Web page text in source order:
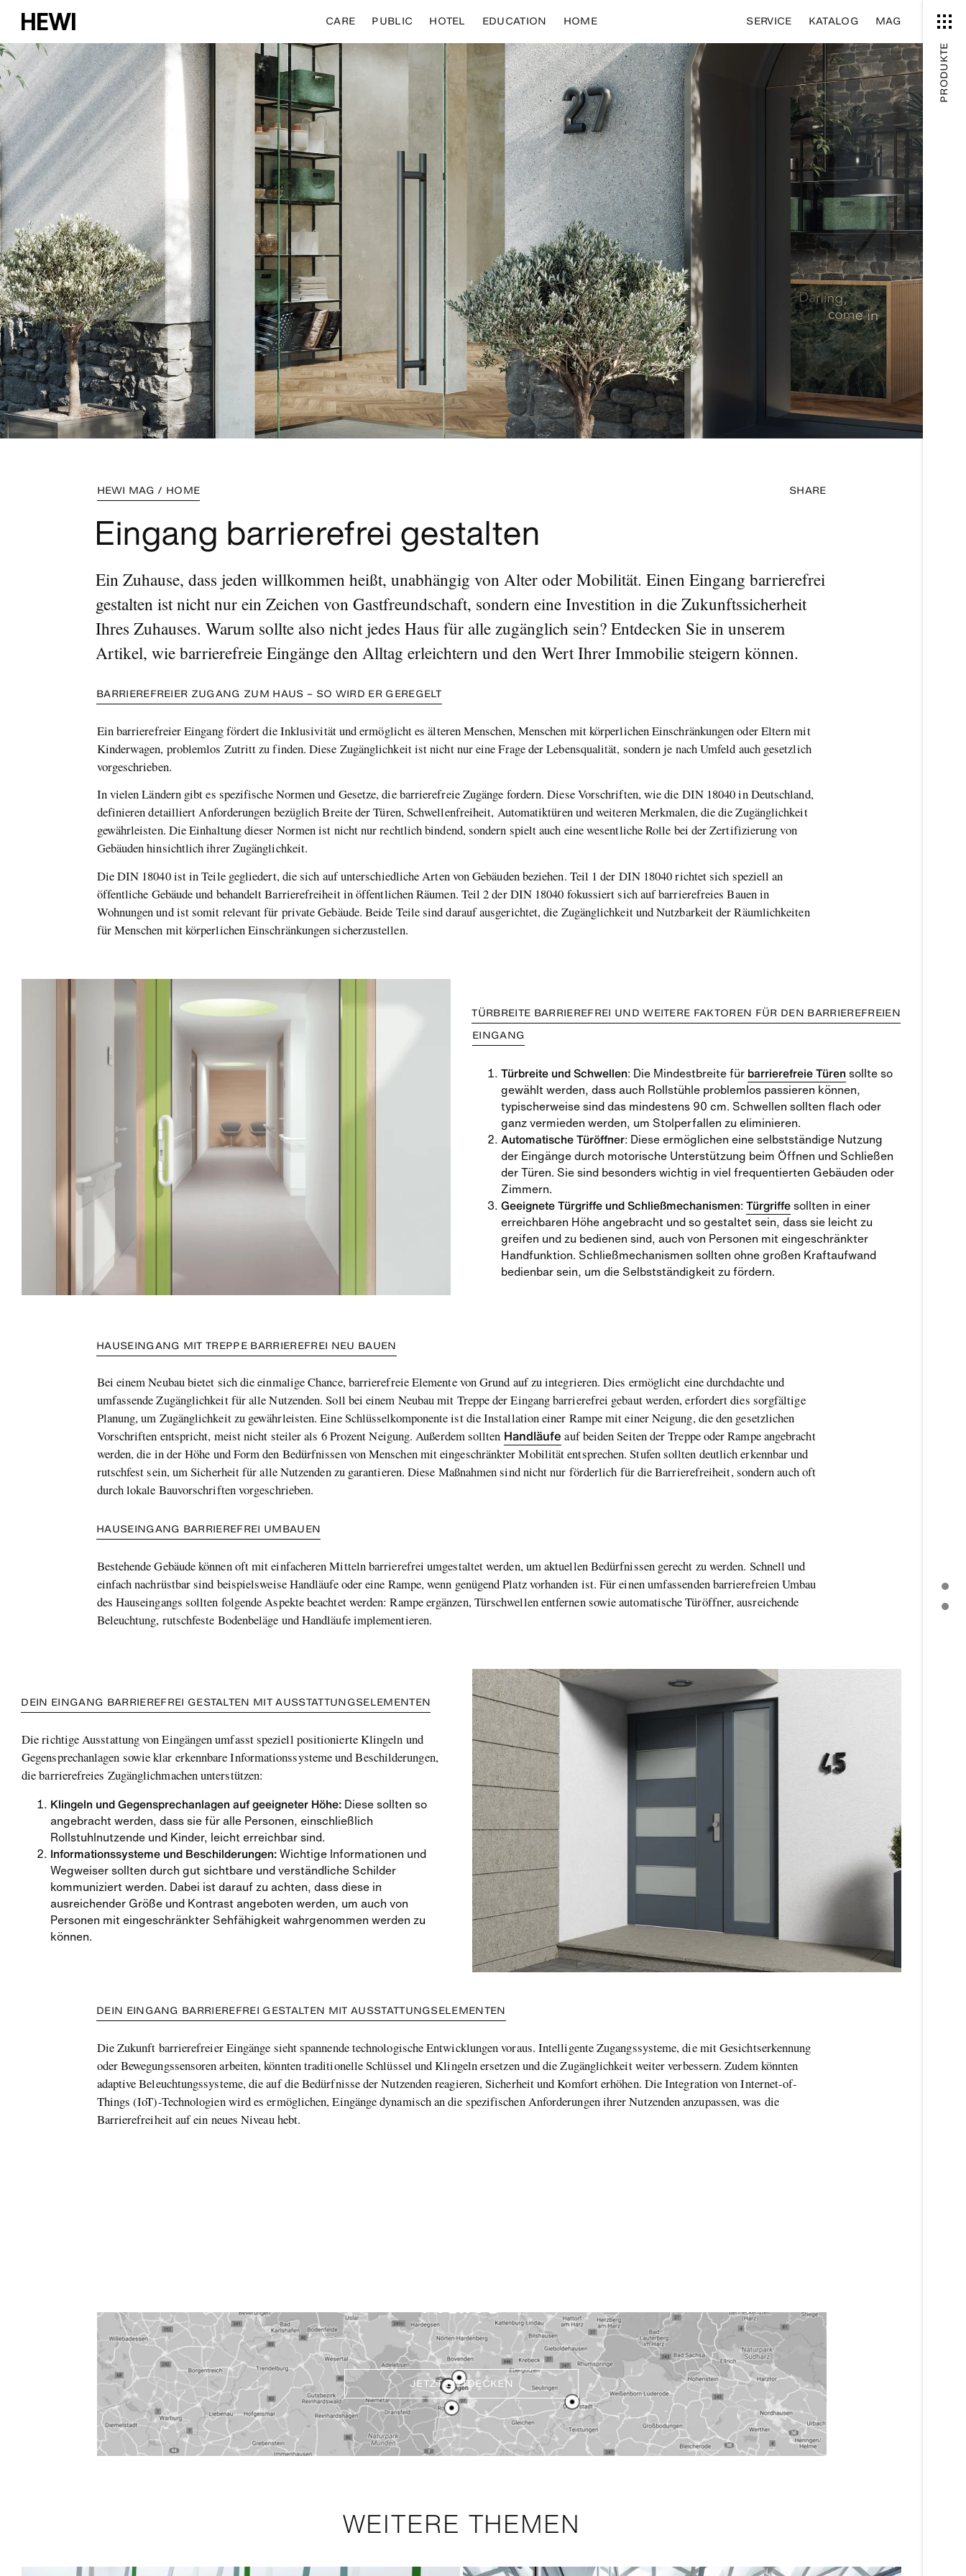
CARE PUBLIC HOTEL EDUCATION HOME SERVICE KATALOG MAG
SHARE
HEWI MAG / HOME
Eingang barrierefrei gestalten
Ein Zuhause, dass jeden willkommen heißt, unabhängig von Alter oder Mobilität. Einen Eingang barrierefrei
gestalten ist nicht nur ein Zeichen von Gastfreundschaft, sondern eine Investition in die Zukunftssicherheit
Ihres Zuhauses. Warum sollte also nicht jedes Haus für alle zugänglich sein? Entdecken Sie in unserem
Artikel, wie barrierefreie Eingänge den Alltag erleichtern und den Wert Ihrer Immobilie steigern können.
BARRIEREFREIER ZUGANG ZUM HAUS – SO WIRD ER GEREGELT
Ein barrierefreier Eingang fördert die Inklusivität und ermöglicht es älteren Menschen, Menschen mit körperlichen Einschränkungen oder Eltern mit
Kinderwagen, problemlos Zutritt zu finden. Diese Zugänglichkeit ist nicht nur eine Frage der Lebensqualität, sondern je nach Umfeld auch gesetzlich
vorgeschrieben.
In vielen Ländern gibt es spezifische Normen und Gesetze, die barrierefreie Zugänge fordern. Diese Vorschriften, wie die DIN 18040 in Deutschland,
definieren detailliert Anforderungen bezüglich Breite der Türen, Schwellenfreiheit, Automatiktüren und weiteren Merkmalen, die die Zugänglichkeit
gewährleisten. Die Einhaltung dieser Normen ist nicht nur rechtlich bindend, sondern spielt auch eine wesentliche Rolle bei der Zertifizierung von
Gebäuden hinsichtlich ihrer Zugänglichkeit.
Die DIN 18040 ist in Teile gegliedert, die sich auf unterschiedliche Arten von Gebäuden beziehen. Teil 1 der DIN 18040 richtet sich speziell an
öffentliche Gebäude und behandelt Barrierefreiheit in öffentlichen Räumen. Teil 2 der DIN 18040 fokussiert sich auf barrierefreies Bauen in
Wohnungen und ist somit relevant für private Gebäude. Beide Teile sind darauf ausgerichtet, die Zugänglichkeit und Nutzbarkeit der Räumlichkeiten
für Menschen mit körperlichen Einschränkungen sicherzustellen.
TÜRBREITE BARRIEREFREI UND WEITERE FAKTOREN FÜR DEN BARRIEREFREIEN
EINGANG
Türbreite und Schwellen: Die Mindestbreite für barrierefreie Türensollte so
gewählt werden, dass auch Rollstühle problemlos passieren können,
typischerweise sind das mindestens 90 cm. Schwellen sollten flach oder
ganz vermieden werden, um Stolperfallen zu eliminieren.
Automatische Türöffner: Diese ermöglichen eine selbstständige Nutzung
der Eingänge durch motorische Unterstützung beim Öffnen und Schließen
der Türen. Sie sind besonders wichtig in viel frequentierten Gebäuden oder
Zimmern.
Geeignete Türgriffe und Schließmechanismen:Türgriffesollten in einer
erreichbaren Höhe angebracht und so gestaltet sein, dass sie leicht zu
greifen und zu bedienen sind, auch von Personen mit eingeschränkter
Handfunktion. Schließmechanismen sollten ohne großen Kraftaufwand
bedienbar sein, um die Selbstständigkeit zu fördern.
HAUSEINGANG MIT TREPPE BARRIEREFREI NEU BAUEN
Bei einem Neubau bietet sich die einmalige Chance, barrierefreie Elemente von Grund auf zu integrieren. Dies ermöglicht eine durchdachte und
umfassende Zugänglichkeit für alle Nutzenden. Soll bei einem Neubau mit Treppe der Eingang barrierefrei gebaut werden, erfordert dies sorgfältige
Planung, um Zugänglichkeit zu gewährleisten. Eine Schlüsselkomponente ist die Installation einer Rampe mit einer Neigung, die den gesetzlichen
Vorschriften entspricht, meist nicht steiler als 6 Prozent Neigung. Außerdem sollten Handläufe auf beiden Seiten der Treppe oder Rampe angebracht
werden, die in der Höhe und Form den Bedürfnissen von Menschen mit eingeschränkter Mobilität entsprechen. Stufen sollten deutlich erkennbar und
rutschfest sein, um Sicherheit für alle Nutzenden zu garantieren. Diese Maßnahmen sind nicht nur förderlich für die Barrierefreiheit, sondern auch oft
durch lokale Bauvorschriften vorgeschrieben.
HAUSEINGANG BARRIEREFREI UMBAUEN
Bestehende Gebäude können oft mit einfacheren Mitteln barrierefrei umgestaltet werden, um aktuellen Bedürfnissen gerecht zu werden. Schnell und
einfach nachrüstbar sind beispielsweise Handläufe oder eine Rampe, wenn genügend Platz vorhanden ist. Für einen umfassenden barrierefreien Umbau
des Hauseingangs sollten folgende Aspekte beachtet werden: Rampe ergänzen, Türschwellen entfernen sowie automatische Türöffner, ausreichende
Beleuchtung, rutschfeste Bodenbeläge und Handläufe implementieren.
DEIN EINGANG BARRIEREFREI GESTALTEN MIT AUSSTATTUNGSELEMENTEN
Die richtige Ausstattung von Eingängen umfasst speziell positionierte Klingeln und
Gegensprechanlagen sowie klar erkennbare Informationssysteme und Beschilderungen,
die barrierefreies Zugänglichmachen unterstützen:
Klingeln und Gegensprechanlagen auf geeigneter Höhe: Diese sollten so
angebracht werden, dass sie für alle Personen, einschließlich
Rollstuhlnutzende und Kinder, leicht erreichbar sind.
Informationssysteme und Beschilderungen:Wichtige Informationen und
Wegweiser sollten durch gut sichtbare und verständliche Schilder
kommuniziert werden. Dabei ist darauf zu achten, dass diese in
ausreichender Größe und Kontrast angeboten werden, um auch von
Personen mit eingeschränkter Sehfähigkeit wahrgenommen werden zu
können.
DEIN EINGANG BARRIEREFREI GESTALTEN MIT AUSSTATTUNGSELEMENTEN
Die Zukunft barrierefreier Eingänge sieht spannende technologische Entwicklungen voraus. Intelligente Zugangssysteme, die mit Gesichtserkennung
oder Bewegungssensoren arbeiten, könnten traditionelle Schlüssel und Klingeln ersetzen und die Zugänglichkeit weiter verbessern. Zudem könnten
adaptive Beleuchtungssysteme, die auf die Bedürfnisse der Nutzenden reagieren, Sicherheit und Komfort erhöhen. Die Integration von Internet-of-
Things (IoT)-Technologien wird es ermöglichen, Eingänge dynamisch an die spezifischen Anforderungen ihrer Nutzenden anzupassen, was die
Barrierefreiheit auf ein neues Niveau hebt.
Nähe
JETZT ENTDECKEN
WEITERE THEMEN
PRODUKTE
EINGANG BARRIEREFREI GESTALTEN
WEITERE THEMEN